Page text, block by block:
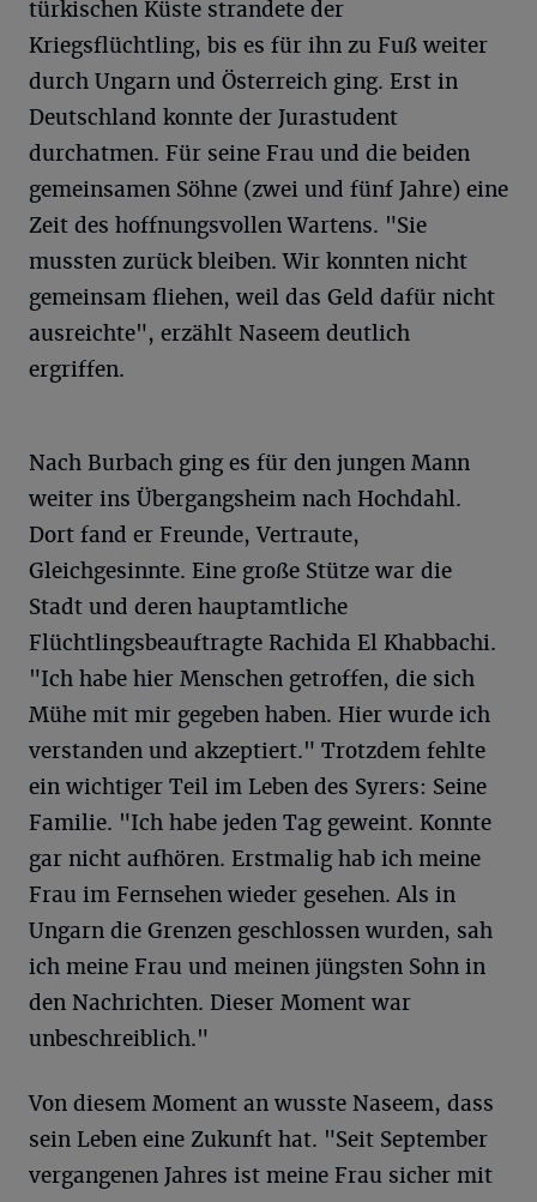
türkischen Küste strandete der
Kriegsflüchtling, bis es für ihn zu Fuß weiter
durch Ungarn und Österreich ging. Erst in
Deutschland konnte der Jurastudent
durchatmen. Für seine Frau und die beiden
gemeinsamen Söhne (zwei und fünf Jahre) eine
Zeit des hoffnungsvollen Wartens. "Sie
mussten zurück bleiben. Wir konnten nicht
gemeinsam fliehen, weil das Geld dafür nicht
ausreichte", erzählt Naseem deutlich
ergriffen.
Nach Burbach ging es für den jungen Mann
weiter ins Übergangsheim nach Hochdahl.
Dort fand er Freunde, Vertraute,
Gleichgesinnte. Eine große Stütze war die
Stadt und deren hauptamtliche
Flüchtlingsbeauftragte Rachida El Khabbachi.
"Ich habe hier Menschen getroffen, die sich
Mühe mit mir gegeben haben. Hier wurde ich
verstanden und akzeptiert." Trotzdem fehlte
ein wichtiger Teil im Leben des Syrers: Seine
Familie. "Ich habe jeden Tag geweint. Konnte
gar nicht aufhören. Erstmalig hab ich meine
Frau im Fernsehen wieder gesehen. Als in
Ungarn die Grenzen geschlossen wurden, sah
ich meine Frau und meinen jüngsten Sohn in
den Nachrichten. Dieser Moment war
unbeschreiblich."
Von diesem Moment an wusste Naseem, dass
sein Leben eine Zukunft hat. "Seit September
vergangenen Jahres ist meine Frau sicher mit